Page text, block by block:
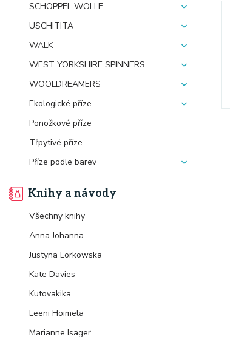
SCHOPPEL WOLLE
USCHITITA
WALK
WEST YORKSHIRE SPINNERS
WOOLDREAMERS
Ekologické příze
Ponožkové příze
Třpytivé příze
Příze podle barev
Knihy a návody
Všechny knihy
Anna Johanna
Justyna Lorkowska
Kate Davies
Kutovakika
Leeni Hoimela
Marianne Isager